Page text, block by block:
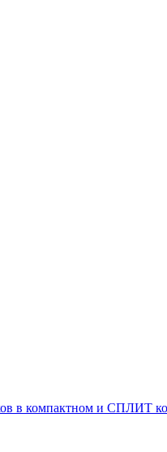
в компактном и СПЛИТ